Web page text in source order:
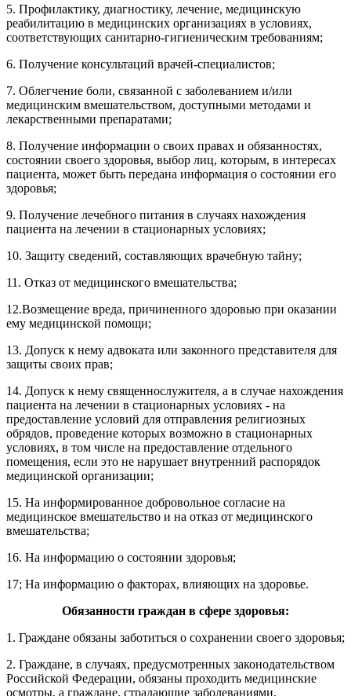
5. Профилактику, диагностику, лечение, медицинскую
реабилитацию в медицинских организациях в условиях,
соответствующих санитарно-гигиеническим требованиям;
6. Получение консультаций врачей-специалистов;
7. Облегчение боли, связанной с заболеванием и/или
медицинским вмешательством, доступными методами и
лекарственными препаратами;
8. Получение информации о своих правах и обязанностях,
состоянии своего здоровья, выбор лиц, которым, в интересах
пациента, может быть передана информация о состоянии его
здоровья;
9. Получение лечебного питания в случаях нахождения
пациента на лечении в стационарных условиях;
10. Защиту сведений, составляющих врачебную тайну;
11. Отказ от медицинского вмешательства;
12.Возмещение вреда, причиненного здоровью при оказании
ему медицинской помощи;
13. Допуск к нему адвоката или законного представителя для
защиты своих прав;
14. Допуск к нему священнослужителя, а в случае нахождения
пациента на лечении в стационарных условиях - на
предоставление условий для отправления религиозных
обрядов, проведение которых возможно в стационарных
условиях, в том числе на предоставление отдельного
помещения, если это не нарушает внутренний распорядок
медицинской организации;
15. На информированное добровольное согласие на
медицинское вмешательство и на отказ от медицинского
вмешательства;
16. На информацию о состоянии здоровья;
17; На информацию о факторах, влияющих на здоровье.
Обязанности граждан в сфере здоровья:
1. Граждане обязаны заботиться о сохранении своего здоровья;
2. Граждане, в случаях, предусмотренных законодательством
Российской Федерации, обязаны проходить медицинские
осмотры, а граждане, страдающие заболеваниями,